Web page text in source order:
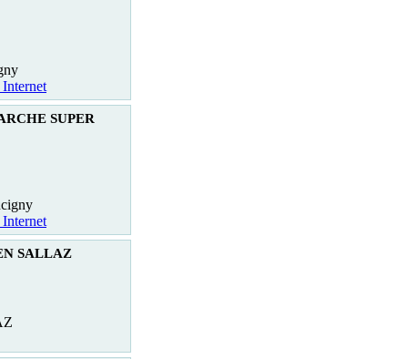
Internet
SUPER
Internet
SALLAZ